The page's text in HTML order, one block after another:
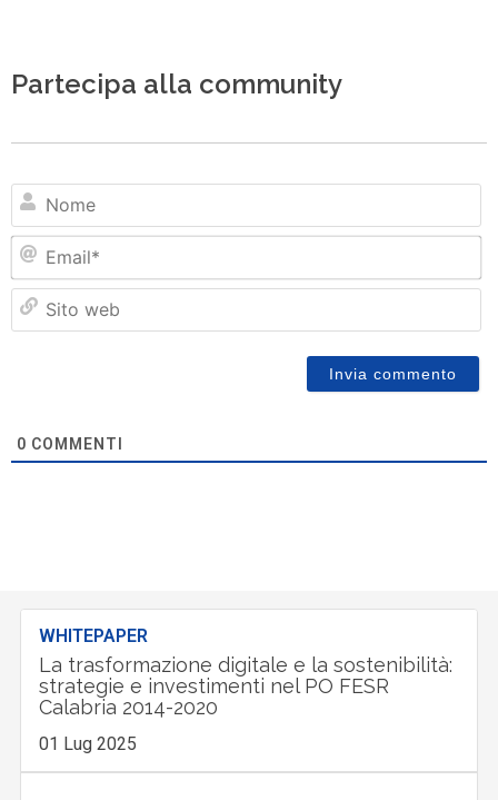
Partecipa alla community
0 COMMENTI
WHITEPAPER
La trasformazione digitale e la sostenibilità:
strategie e investimenti nel PO FESR
Calabria 2014-2020
01 Lug 2025